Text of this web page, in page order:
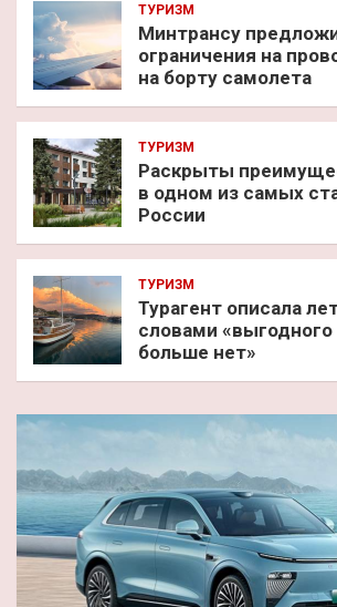
ТУРИЗМ
Минтрансу
ограничения на
на борту самолета
ТУРИЗМ
Раскрыты
в одном из самых
России
ТУРИЗМ
Турагент описала
словами
больше нет»